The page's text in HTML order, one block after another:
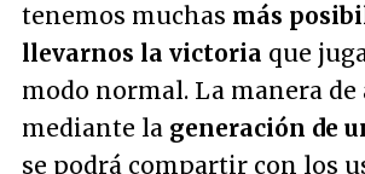
tenemos muchas más
llevarnos la victoria que
modo normal. La manera de
mediante la generación de
se podrá compartir con los